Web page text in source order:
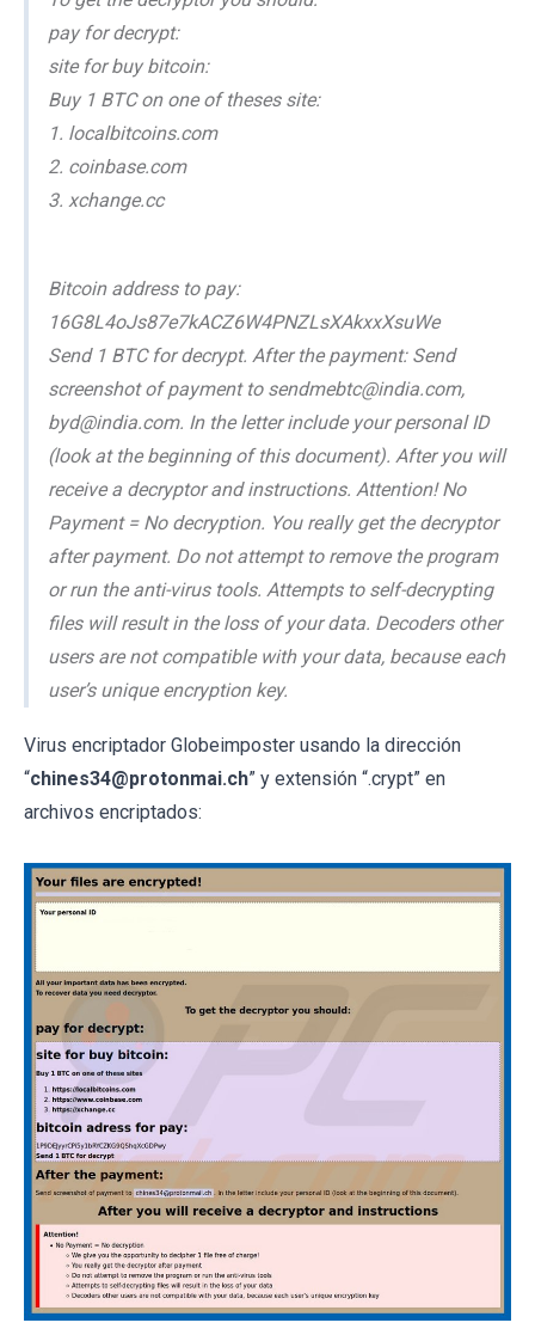
pay for decrypt:
site for buy bitcoin:
Buy 1 BTC on one of theses site:
1. localbitcoins.com
2. coinbase.com
3. xchange.cc
Bitcoin address to pay:
16G8L4oJs87e7kACZ6W4PNZLsXAkxxXsuWe
Send 1 BTC for decrypt. After the payment: Send
screenshot of payment to sendmebtc@india.com,
byd@india.com. In the letter include your personal ID
(look at the beginning of this document). After you will
receive a decryptor and instructions. Attention! No
Payment = No decryption. You really get the decryptor
after payment. Do not attempt to remove the program
or run the anti-virus tools. Attempts to self-decrypting
files will result in the loss of your data. Decoders other
users are not compatible with your data, because each
user’s unique encryption key.
Virus encriptador Globeimposter usando la dirección
“chines34@protonmai.ch” y extensión “.crypt” en
archivos encriptados: